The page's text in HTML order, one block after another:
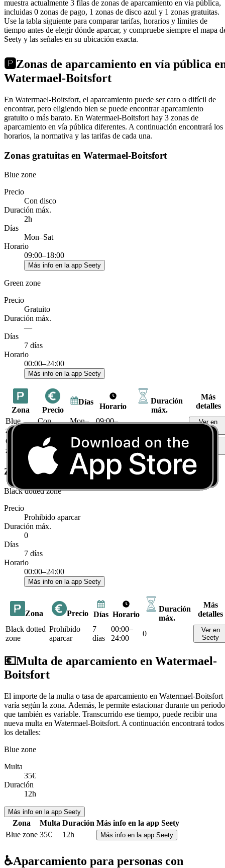
muestra actualmente 3 filas de zonas de aparcamiento en vía pública,
incluidas 0 zonas de pago, 1 zonas de disco azul y 1 zonas gratuitas.
Use la tabla siguiente para comparar tarifas, horarios y límites de
tiempo antes de elegir dónde aparcar, y compruebe siempre el mapa
Seety y las señales en su ubicación exacta.
🅿️Zonas de aparcamiento en vía pública
Watermael-Boitsfort
En Watermael-Boitsfort, el aparcamiento puede ser caro o difícil de
encontrar, pero eligiendo bien se puede encontrar aparcamiento
gratuito o más barato. En Watermael-Boitsfort hay 3 zonas de
aparcamiento en vía pública diferentes. A continuación encontrará los
horarios, la normativa y las tarifas de cada una.
Zonas gratuitas en Watermael-Boitsfort
Blue zone
Precio
Con disco
Duración máx.
2h
Días
Mon–Sat
Horario
09:00–18:00
Más info en la app Seety
Green zone
Precio
Gratuito
Duración máx.
—
Días
7 días
Horario
00:00–24:00
Más info en la app Seety
Zona Precio
Días
Horario
Duración
máx.
Más
detalles
Blue
zone
Con
Mon–
09:00–
2h
Ver en
Seety
Green
zone
Gratuito 7 días
00:00–
24:00
—
Zonas restringidas en Watermael-Boitsfort
Black dotted zone
Precio
Prohibido aparcar
Duración máx.
0
Días
7 días
Horario
00:00–24:00
Más info en la app Seety
Zona Precio Días Horario
Duración
máx.
Más
detalles
Black dotted
zone
Prohibido
aparcar
7
días
00:00–
24:00
0
Ver en
Seety
💶Multa de aparcamiento en Watermael-
Boitsfort
El importe de la multa o tasa de aparcamiento en Watermael-Boitsfort
varía según la zona. Además, le permite estacionar durante un periodo
que también es variable. Transcurrido ese tiempo, puede recibir una
nueva multa en Watermael-Boitsfort. A continuación encontrará todos
los detalles:
Blue zone
Multa
35€
Duración
12h
Más info en la app Seety
Zona Multa Duración Más info en la app Seety
Blue zone 35€ 12h Más info en la app Seety
♿Aparcamiento para personas con